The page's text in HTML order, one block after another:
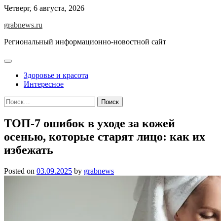
Skip
content
Четверг, 6 августа, 2026
grabnews.ru
Региональный информационно-новостной сайт
Здоровье и красота
Интересное
Найти:
ТОП-7 ошибок в уходе за кожей
осенью, которые старят лицо: как их
избежать
Posted on 03.09.2025 by grabnews